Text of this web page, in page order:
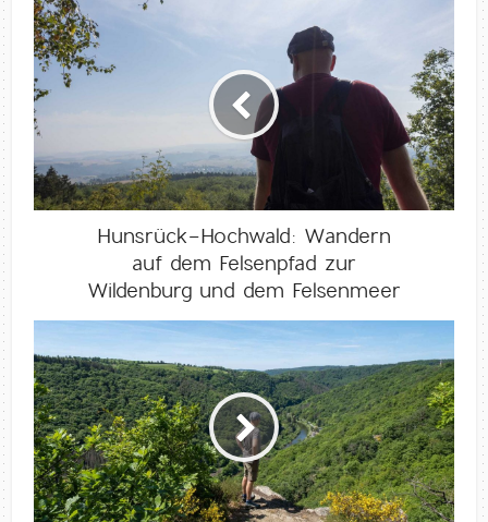
Hunsrück-Hochwald: Wandern
auf dem Felsenpfad zur
Wildenburg und dem Felsenmeer